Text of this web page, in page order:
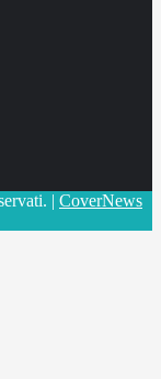
| CoverNews